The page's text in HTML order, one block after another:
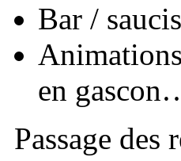
Bar /
en
Passage des